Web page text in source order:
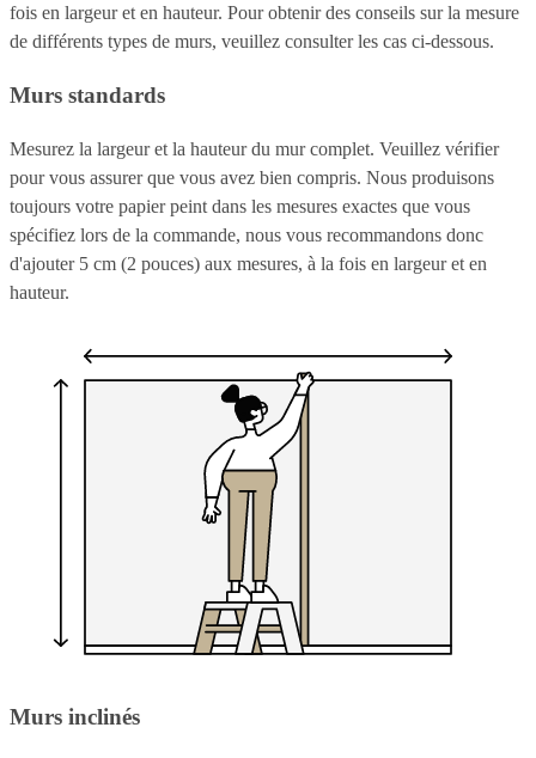
fois en largeur et en hauteur. Pour obtenir des conseils sur la mesure
de différents types de murs, veuillez consulter les cas ci-dessous.
Murs standards
Mesurez la largeur et la hauteur du mur complet. Veuillez vérifier
pour vous assurer que vous avez bien compris. Nous produisons
toujours votre papier peint dans les mesures exactes que vous
spécifiez lors de la commande, nous vous recommandons donc
d'ajouter 5 cm (2 pouces) aux mesures, à la fois en largeur et en
hauteur.
Murs inclinés